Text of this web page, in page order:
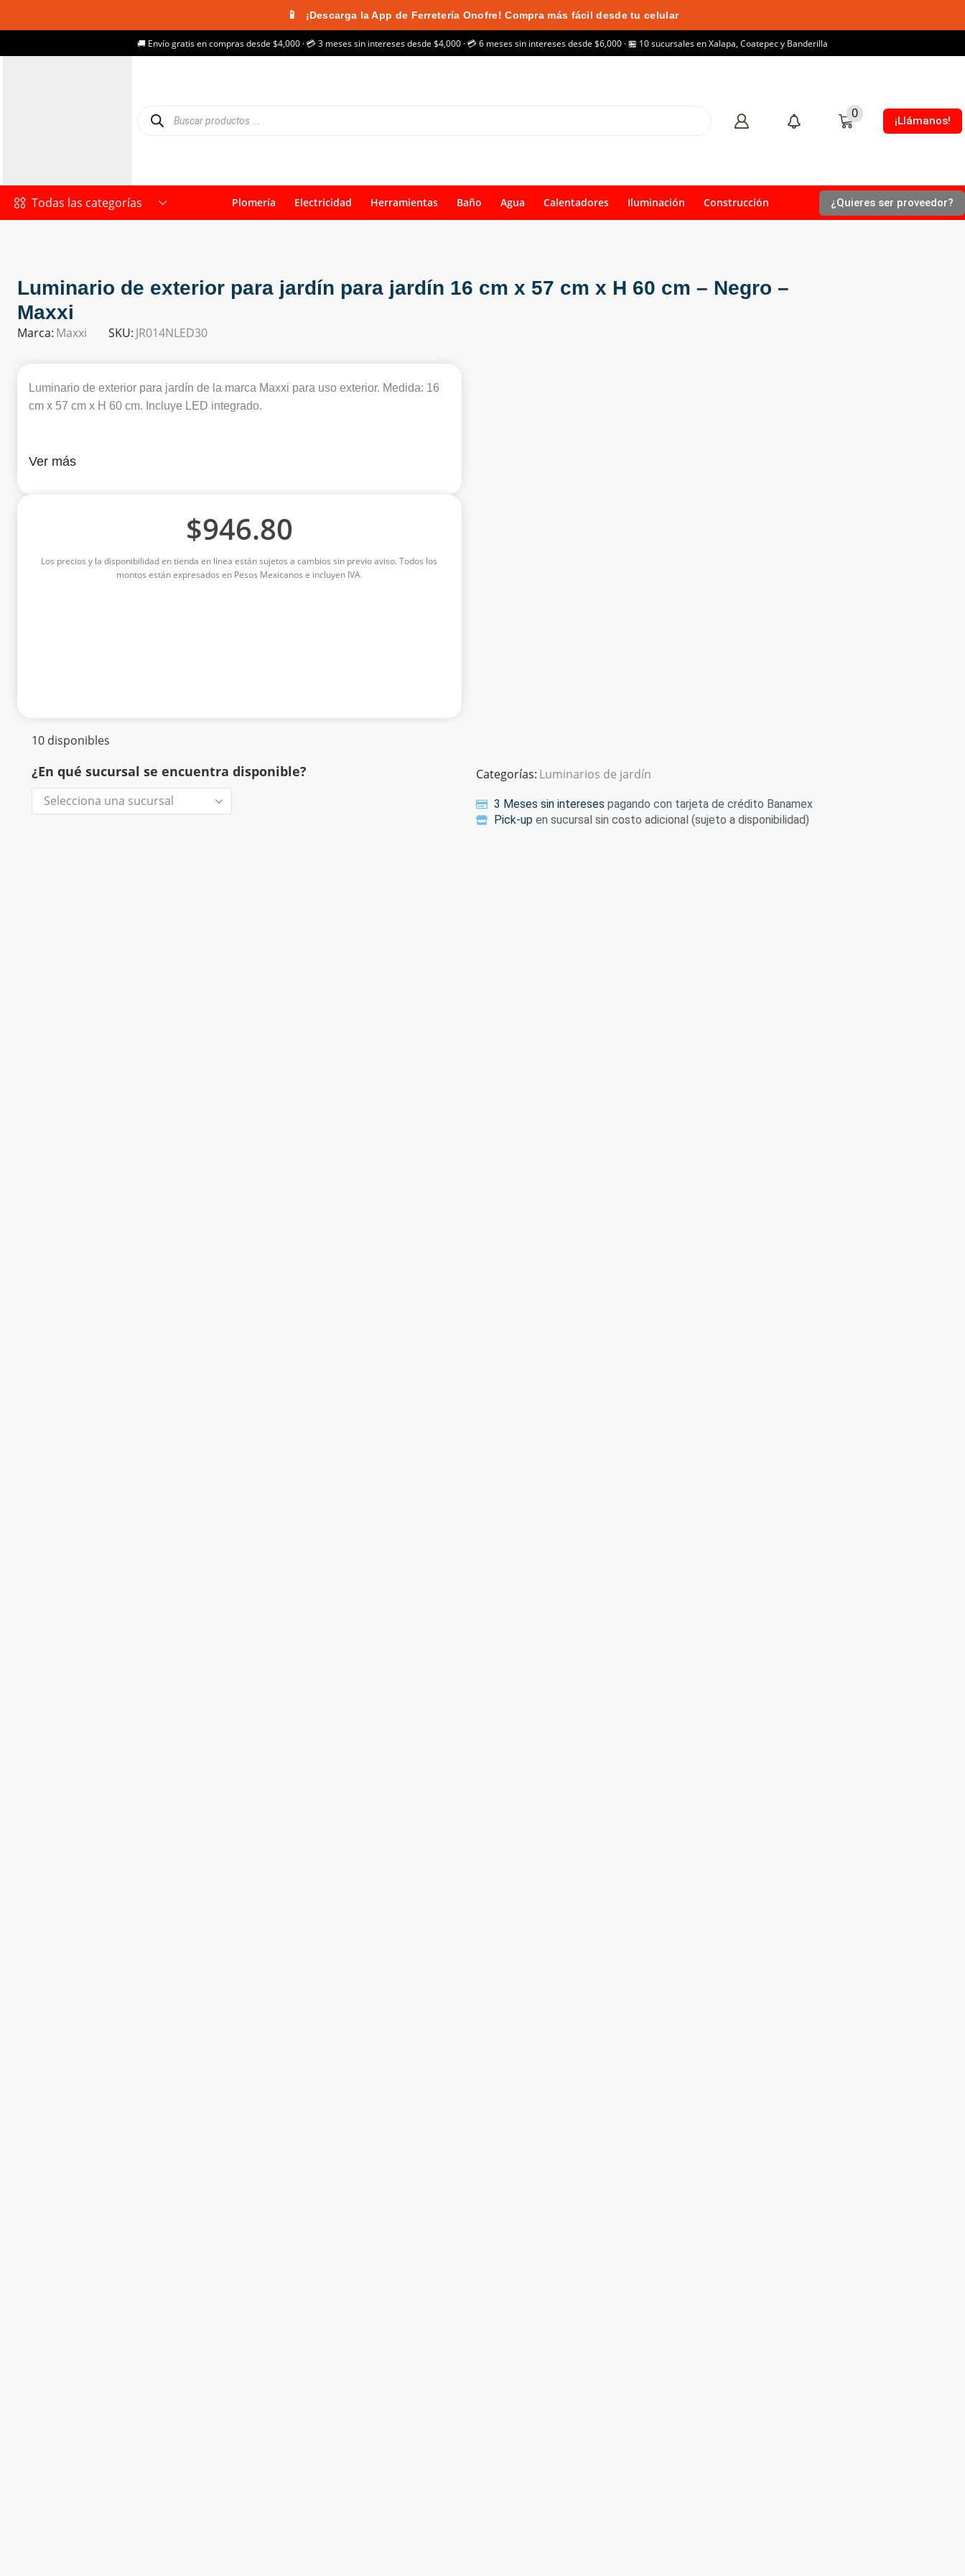
📱 ¡Descarga la App de Ferretería Onofre! Compra más fácil desde tu celular
🚚 Envío gratis en compras desde $4,000 · 💳 3 meses sin intereses desde $4,000 · 💳 6 meses sin intereses desde $6,000 · 🏪 10 sucursales en Xalapa, Coatepec y Banderilla
0 ¡Llámanos!
Todas las categorías Plomería Electricidad Herramientas Baño Agua Calentadores Iluminación Construcción ¿Quieres ser proveedor?
Luminario de exterior para jardín para jardín 16 cm x 57 cm x H 60 cm – Negro –
Maxxi
Marca: Maxxi SKU: JR014NLED30
Luminario de exterior para jardín de la marca Maxxi para uso exterior. Medida: 16
cm x 57 cm x H 60 cm. Incluye LED integrado.
Ver más
$946.80
Los precios y la disponibilidad en tienda en línea están sujetos a cambios sin previo aviso. Todos los
montos están expresados en Pesos Mexicanos e incluyen IVA.
10 disponibles
¿En qué sucursal se encuentra disponible? Categorías: Luminarios de jardín
3 Meses sin intereses pagando con tarjeta de crédito Banamex
Pick-upen sucursal sin costo adicional (sujeto a disponibilidad)